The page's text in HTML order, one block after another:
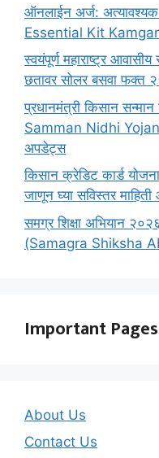
ऑनलाईन अर्ज:
Essential Kit
स्वयंपूर्ण महाराष्ट्र
छतावर सोलर बसवा फक्त
प्रधानमंत्री किसान
Samman Nidhi
अपडेट्स
किसान क्रेडिट कार्ड
जाणून घ्या सविस्तर
समग्र शिक्षा अभियान
(Samagra Shiksha
Important Pages
About Us
Contact Us